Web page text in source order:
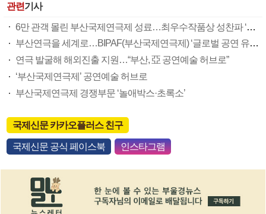
관련기사
6만 관객 몰린 부산국제연극제 성료…최우수작품상 성찬파 ‘반쪼가리자작’
부산연극을 세계로…BIPAF(부산국제연극제) ‘글로벌 공연 유통 허브’로 본격 도약
연극 발굴해 해외진출 지원…“부산, 亞 공연예술 허브로”
‘부산국제연극제’ 공연예술 허브로
부산국제연극제 경쟁부문 ‘놀애박스·초록소’
국제신문 카카오플러스 친구
국제신문 공식 페이스북 인스타그램